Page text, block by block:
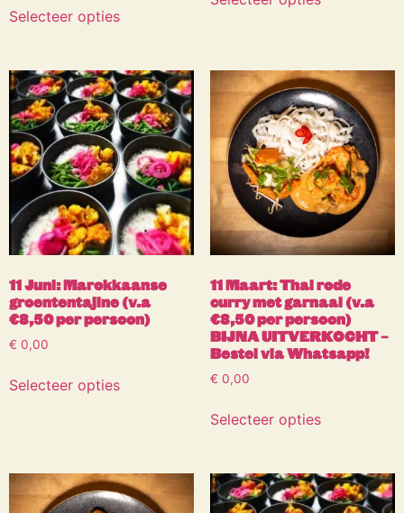
Selecteer opties
11 Juni: Marokkaanse
groententajine (v.a
€8,50 per persoon)
€ 0,00
Selecteer opties
11 Maart: Thai rode
curry met garnaal (v.a
€8,50 per persoon)
BIJNA UITVERKOCHT –
Bestel via Whatsapp!
€ 0,00
Selecteer opties